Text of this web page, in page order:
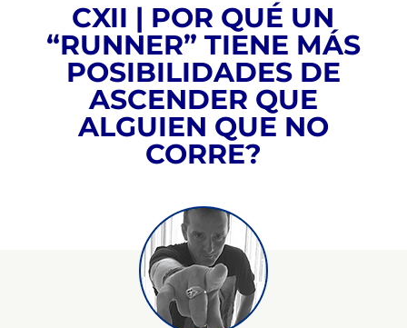
CXII | POR QUÉ UN
“RUNNER” TIENE MÁS
POSIBILIDADES DE
ASCENDER QUE
ALGUIEN QUE NO
CORRE?